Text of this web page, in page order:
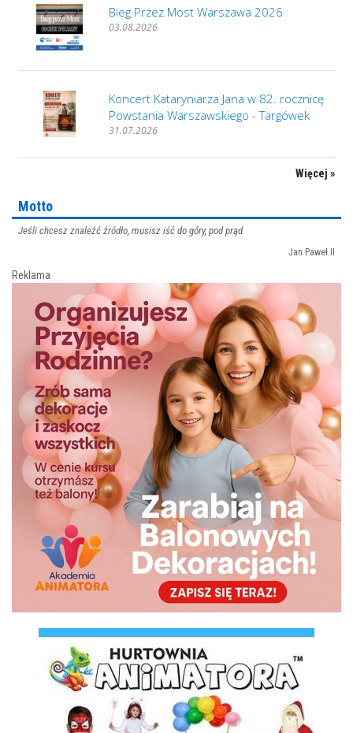
Bieg Przez Most Warszawa 2026
03.08.2026
Koncert Kataryniarza Jana w 82. rocznicę
Powstania Warszawskiego - Targówek
31.07.2026
Więcej »
Motto
Jeśli chcesz znaleźć źródło, musisz iść do góry, pod prąd
Jan Paweł II
Reklama